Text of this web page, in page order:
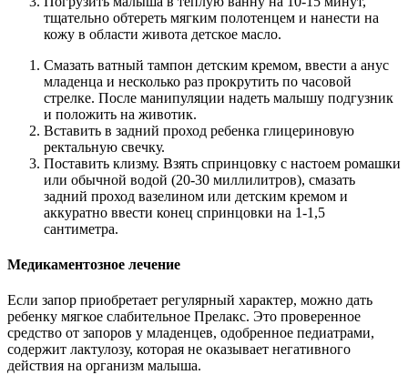
тщательно обтереть мягким полотенцем и нанести на
кожу в области живота детское масло.
Смазать ватный тампон детским кремом, ввести а анус
младенца и несколько раз прокрутить по часовой
стрелке. После манипуляции надеть малышу подгузник
и положить на животик.
Вставить в задний проход ребенка глицериновую
ректальную свечку.
Поставить клизму. Взять спринцовку с настоем ромашки
или обычной водой (20-30 миллилитров), смазать
задний проход вазелином или детским кремом и
аккуратно ввести конец спринцовки на 1-1,5
сантиметра.
Медикаментозное лечение
Если запор приобретает регулярный характер, можно дать
ребенку мягкое слабительное Прелакс. Это проверенное
средство от запоров у младенцев, одобренное педиатрами,
содержит лактулозу, которая не оказывает негативного
действия на организм малыша.